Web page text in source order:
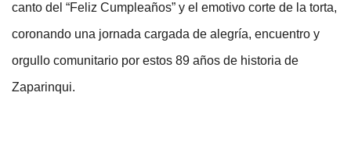
canto del “Feliz Cumpleaños” y el emotivo corte de la torta,
coronando una jornada cargada de alegría, encuentro y
orgullo comunitario por estos 89 años de historia de
Zaparinqui.